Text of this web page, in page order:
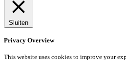
Sluiten
Privacy Overview
This website uses cookies to improve your